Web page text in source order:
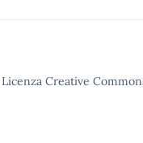
Creative